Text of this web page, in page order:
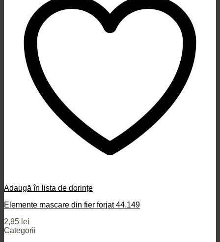
Adaugă în lista de dorințe
Elemente mascare din fier forjat 44.149
2,95 lei
Categorii